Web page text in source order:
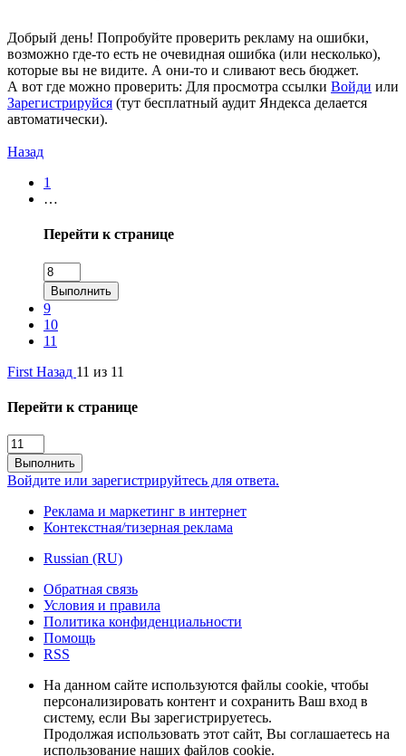
Добрый день! Попробуйте проверить рекламу на ошибки,
возможно где-то есть не очевидная ошибка (или несколько),
которые вы не видите. А они-то и сливают весь бюджет.
А вот где можно проверить: Для просмотра ссылки Войди или
Зарегистрируйся (тут бесплатный аудит Яндекса делается
автоматически).
Назад
1
…
Перейти к странице
Выполнить
9
10
11
First Назад 11 из 11
Перейти к странице
Выполнить
Войдите или зарегистрируйтесь для ответа.
Реклама и маркетинг в интернет
Контекстная/тизерная реклама
Russian (RU)
Обратная связь
Условия и правила
Политика конфиденциальности
Помощь
RSS
На данном сайте используются файлы cookie, чтобы
персонализировать контент и сохранить Ваш вход в
систему, если Вы зарегистрируетесь.
Продолжая использовать этот сайт, Вы соглашаетесь на
использование наших файлов cookie.